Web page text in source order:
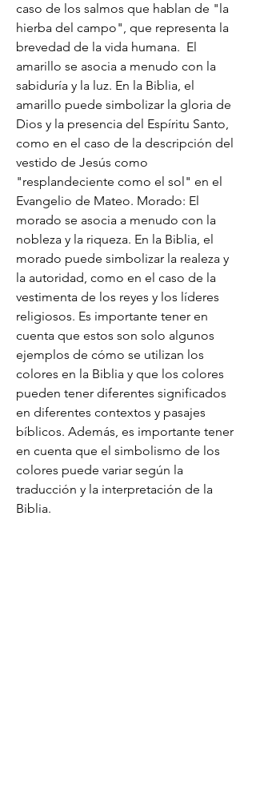
caso de los salmos que hablan de "la
hierba del campo", que representa la
brevedad de la vida humana.  El
amarillo se asocia a menudo con la
sabiduría y la luz. En la Biblia, el
amarillo puede simbolizar la gloria de
Dios y la presencia del Espíritu Santo,
como en el caso de la descripción del
vestido de Jesús como
"resplandeciente como el sol" en el
Evangelio de Mateo. Morado: El
morado se asocia a menudo con la
nobleza y la riqueza. En la Biblia, el
morado puede simbolizar la realeza y
la autoridad, como en el caso de la
vestimenta de los reyes y los líderes
religiosos. Es importante tener en
cuenta que estos son solo algunos
ejemplos de cómo se utilizan los
colores en la Biblia y que los colores
pueden tener diferentes significados
en diferentes contextos y pasajes
bíblicos. Además, es importante tener
en cuenta que el simbolismo de los
colores puede variar según la
traducción y la interpretación de la
Biblia.